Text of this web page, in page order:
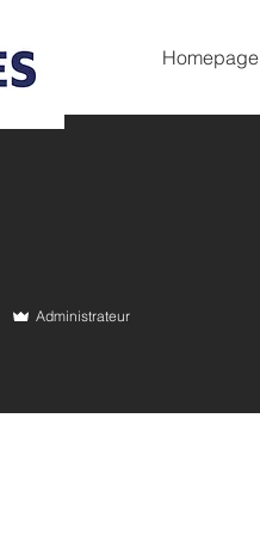
Homepage
Administrateur